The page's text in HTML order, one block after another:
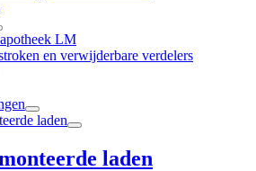
LM
en verwijderbare verdelers
laden
laden